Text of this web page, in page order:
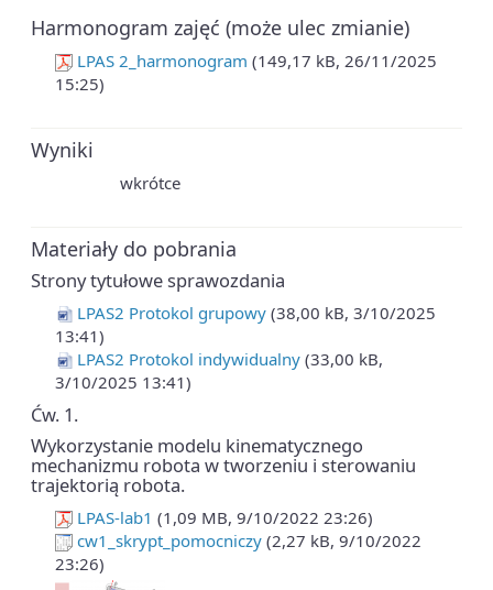
Harmonogram zajęć (może ulec zmianie)
LPAS 2_harmonogram (149,17 kB, 26/11/2025
15:25)
Wyniki
wkrótce
Materiały do pobrania
Strony tytułowe sprawozdania
LPAS2 Protokol grupowy (38,00 kB, 3/10/2025
13:41)
LPAS2 Protokol indywidualny (33,00 kB,
3/10/2025 13:41)
Ćw. 1.
Wykorzystanie modelu kinematycznego
mechanizmu robota w tworzeniu i sterowaniu
trajektorią robota.
LPAS-lab1 (1,09 MB, 9/10/2022 23:26)
cw1_skrypt_pomocniczy (2,27 kB, 9/10/2022
23:26)